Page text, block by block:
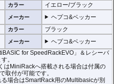
状、また高い安全性を高度な次元で実
タイプもございます。(バッグ自体の仕
の効いたデザイン。サイドソフトバッ
インとなります。
起こしにくく、また高いホールド性能
ただけます (メーカー推奨最大速度 : 13
はありません)
デザインは安全性を高めるリフレクタ
カラー イエロー/ブラック
メーカー ヘプコ&ベッカー
カラー ブラック
メーカー ヘプコ&ベッカー
for SpeedRackEVO」＆レシーバ
。
MiniRackへ搭載される場合は付属の
取付が可能です。
場合はSmartRack用のMultibasicが別